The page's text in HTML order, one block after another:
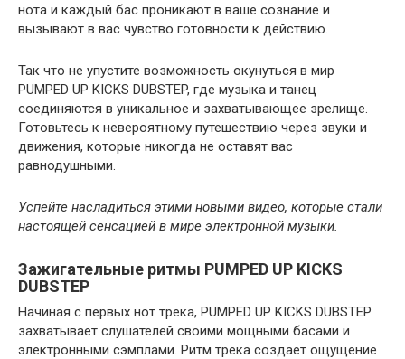
нота и каждый бас проникают в ваше сознание и
вызывают в вас чувство готовности к действию.
Так что не упустите возможность окунуться в мир
PUMPED UP KICKS DUBSTEP, где музыка и танец
соединяются в уникальное и захватывающее зрелище.
Готовьтесь к невероятному путешествию через звуки и
движения, которые никогда не оставят вас
равнодушными.
Успейте насладиться этими новыми видео, которые стали
настоящей сенсацией в мире электронной музыки.
Зажигательные ритмы PUMPED UP KICKS
DUBSTEP
Начиная с первых нот трека, PUMPED UP KICKS DUBSTEP
захватывает слушателей своими мощными басами и
электронными сэмплами. Ритм трека создает ощущение